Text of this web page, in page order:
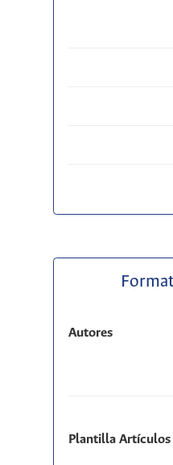
Autores
Plantilla Artículos